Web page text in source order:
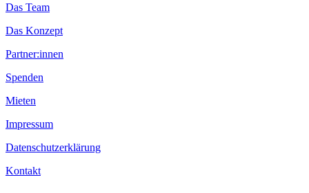
Das Team
Das Konzept
Partner:innen
Spenden
Mieten
Impressum
Datenschutzerklärung
Kontakt